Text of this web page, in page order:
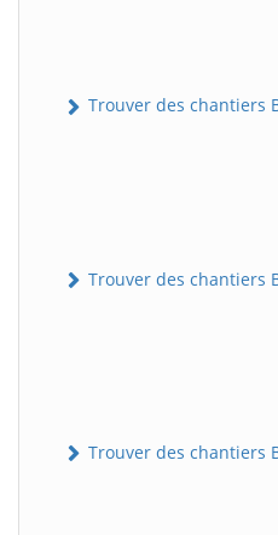
Trouver des chantiers
Trouver des chantiers
Trouver des chantiers